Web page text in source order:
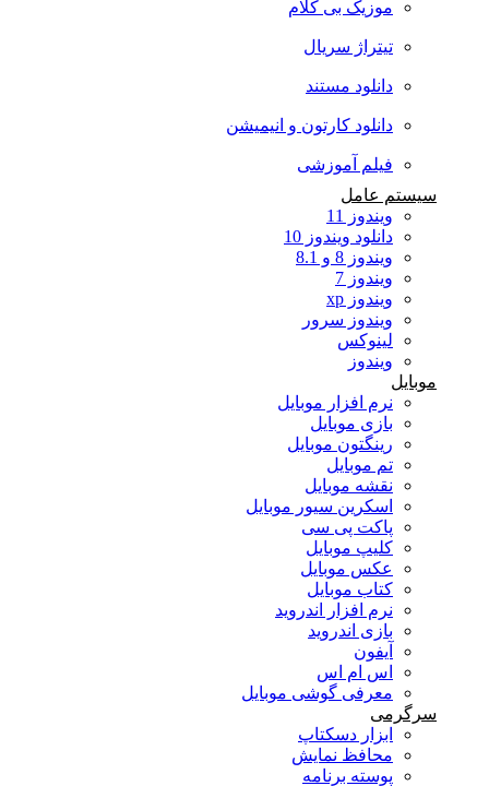
موزیک بی کلام
تیتراژ سریال
دانلود مستند
دانلود کارتون و انیمیشن
فیلم آموزشی
سیستم عامل
ویندوز 11
دانلود ویندوز 10
ویندوز 8 و 8.1
ویندوز 7
ویندوز xp
ویندوز سرور
لینوکس
ویندوز
موبایل
نرم افزار موبایل
بازی موبایل
رینگتون موبایل
تم موبایل
نقشه موبایل
اسکرین سیور موبایل
پاکت پی سی
کلیپ موبایل
عکس موبایل
کتاب موبایل
نرم افزار اندروید
بازی اندروید
آیفون
اس ام اس
معرفی گوشی موبایل
سرگرمی
ابزار دسکتاپ
محافظ نمایش
پوسته برنامه